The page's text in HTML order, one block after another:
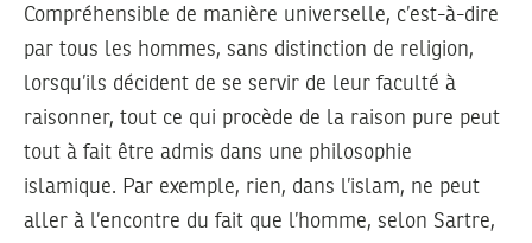
Compréhensible de manière universelle, c’est-à-dire
par tous les hommes, sans distinction de religion,
lorsqu’ils décident de se servir de leur faculté à
raisonner, tout ce qui procède de la raison pure peut
tout à fait être admis dans une philosophie
islamique. Par exemple, rien, dans l’islam, ne peut
aller à l’encontre du fait que l’homme, selon Sartre,